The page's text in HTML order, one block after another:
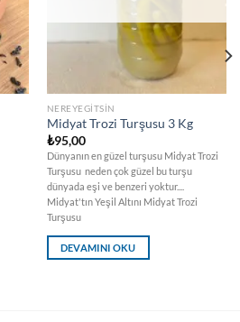
NEREYEGITSIN
Midyat Trozi Turşusu 3 Kg
₺95,00
Dünyanın en güzel turşusu Midyat Trozi
Turşusu neden çok güzel bu turşu
dünyada eşi ve benzeri yoktur....
Midyat'tın Yeşil Altını Midyat Trozi
Turşusu
DEVAMINI OKU